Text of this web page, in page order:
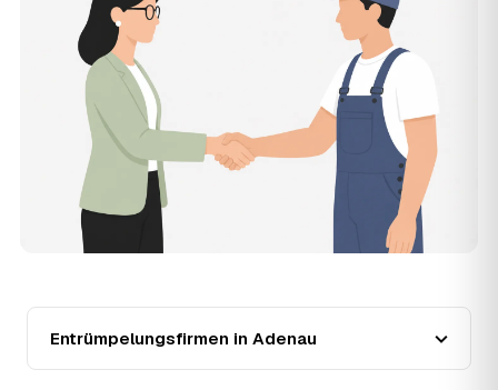
der Entrümpler, den Sie selbst auswählen.
Was kostet die Entrümpelung einer normalen
Wohnung in Adenau?
Für eine durchschnittliche Wohnung mit rund 65 m² liegen
die Kosten in Adenau bei etwa 1.840 €, das entspricht im
Schnitt rund 30,4 € je Quadratmeter. Zugänglichkeit
(Etage, Aufzug), Menge und Sperrmüllanteil verschieben
den Preis nach oben oder unten — den genauen
Festpreis nennt Ihnen der Entrümpler nach kurzer
Beschreibung.
Werden Entrümpelungen in Adenau in Zukunft
Seit 2020 verlief die Preisentwicklung in Adenau steigend
(+9 %), mit dem bisherigen Höchststand im Jahr 2021.
Eine Prognose lässt sich daraus nicht ableiten, aber die
Daten zeigen: Wer frühzeitig anfragt, sichert sich das
Entrümpelungsfirmen in Adenau